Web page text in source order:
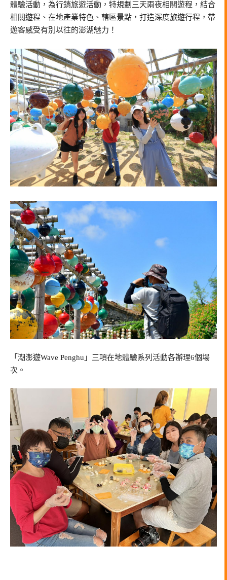
體驗活動，為行銷旅遊活動，特規劃三天兩夜相關遊程，結合
相關遊程、在地產業特色、轄區景點，打造深度旅遊行程，帶
遊客感受有別以往的澎湖魅力！
「潮澎遊Wave Penghu」三項在地體驗系列活動各辦理6個場
次。